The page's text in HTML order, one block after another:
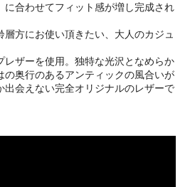
に合わせてフィット感が増し完成され
方にお使い頂きたい、大人のカジュ
レザーを使用。独特な光沢となめらか
の奥行のあるアンティックの風合いが
出会えない完全オリジナルのレザーで